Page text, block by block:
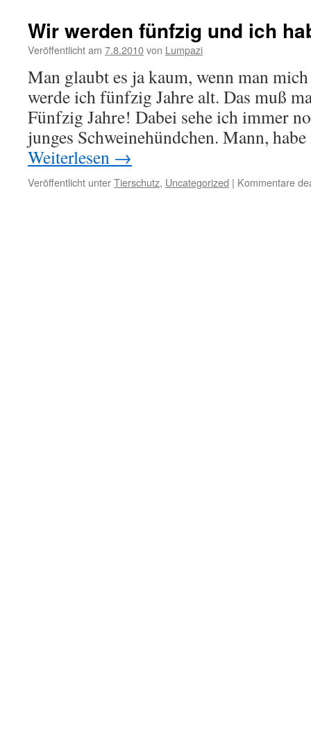
Wir werden fünfzig und ich
Veröffentlicht am 7.8.2010von Lumpazi
Man glaubt es ja kaum, wenn man
werde ich fünfzig Jahre alt. Das muß
Fünfzig Jahre! Dabei sehe ich immer
junges Schweinehündchen. Mann,
Weiterlesen →
Veröffentlicht unterTierschutz, Uncategorized | Kommentare